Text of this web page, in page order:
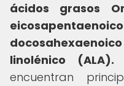
ácidos grasos
linolénico (ALA).
encuentran